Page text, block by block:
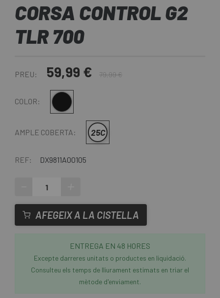
CORSA CONTROL G2
TLR 700
PREU: 59,99 € 79,99 €
COLOR: Negre
AMPLE COBERTA: 25C
REF: DX9811A00105
AFEGEIX A LA CISTELLA
ENTREGA EN 48 HORES
Excepte darreres unitats o productes en liquidació.
Consulteu els temps de lliurament estimats en triar el
mètode d'enviament.